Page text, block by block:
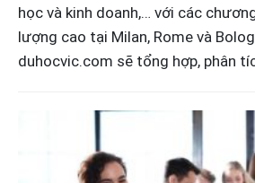
học và kinh doanh,… với các
lượng cao tại Milan, Rome và
duhocvic.com sẽ tổng hợp, phân